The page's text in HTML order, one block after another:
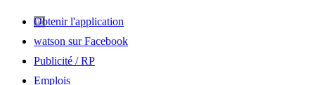
Obtenir l'application
watson sur Facebook
Publicité / RP
Emplois